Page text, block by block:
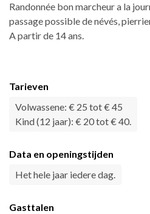
Randonnée bon marcheur a la
passage possible de névés,
A partir de 14 ans.
Tarieven
Volwassene: € 25 tot € 45
Kind (12 jaar): € 20 tot € 40.
Data en openingstijden
Het hele jaar iedere dag.
Gasttalen